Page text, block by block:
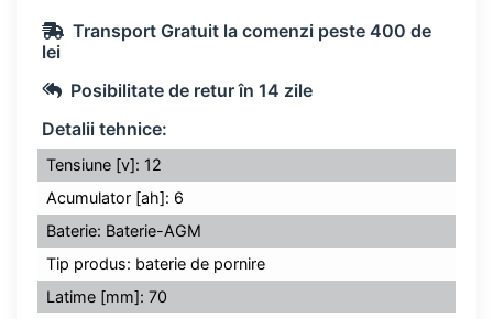
Transport Gratuit la comenzi peste 400 de
lei
Posibilitate de retur în 14 zile
Detalii tehnice:
Tensiune [v]: 12
Acumulator [ah]: 6
Baterie: Baterie-AGM
Tip produs: baterie de pornire
Latime [mm]: 70